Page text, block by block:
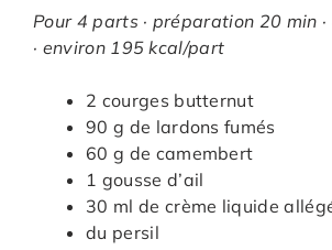
Pour 4 parts · préparation 20 min
· environ 195 kcal/part
2 courges butternut
90 g de lardons fumés
60 g de camembert
1 gousse d’ail
30 ml de crème liquide
du persil